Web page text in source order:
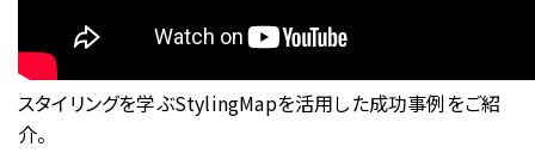
お問い合わせ
スタイリングを学ぶStylingMapを活用した成功事例をご紹
介。